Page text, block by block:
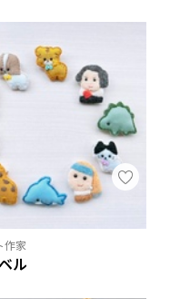
作家
ル